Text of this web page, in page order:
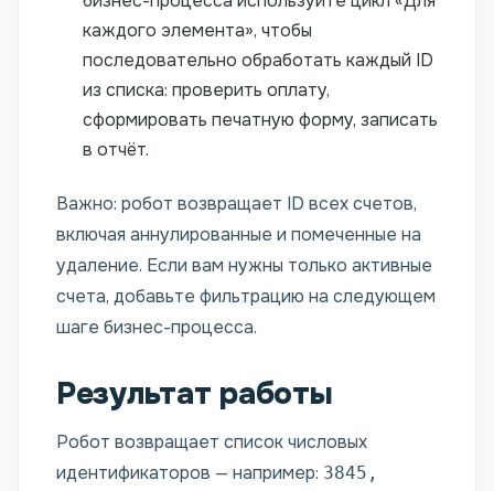
каждого элемента», чтобы
последовательно обработать каждый ID
из списка: проверить оплату,
сформировать печатную форму, записать
в отчёт.
Важно: робот возвращает ID всех счетов,
включая аннулированные и помеченные на
удаление. Если вам нужны только активные
счета, добавьте фильтрацию на следующем
шаге бизнес-процесса.
Результат работы
Робот возвращает список числовых
идентификаторов — например: 3845,